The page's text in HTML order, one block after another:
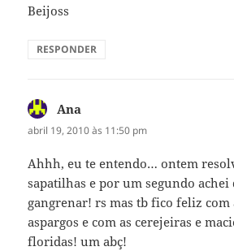
Beijoss
RESPONDER
Ana
abril 19, 2010 às 11:50 pm
Ahhh, eu te entendo… ontem
sapatilhas e por um segundo achei
gangrenar! rs mas tb fico feliz com
aspargos e com as cerejeiras e
floridas! um abç!